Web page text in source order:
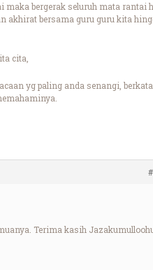
maka bergerak seluruh mata rantai
akhirat bersama guru guru kita
cita,
yg paling anda senangi,
Terima kasih